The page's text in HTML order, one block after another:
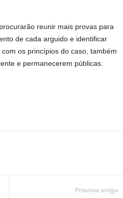
reunir mais provas para
de cada arguido e identificar
os princípios do caso, também
e permanecerem públicas.
Próximo artigo